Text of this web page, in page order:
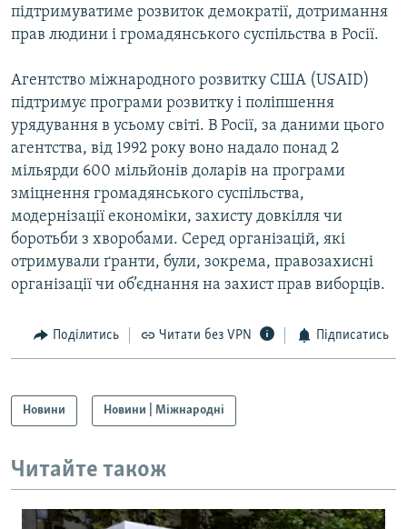
підтримуватиме розвиток демократії, дотримання
прав людини і громадянського суспільства в Росії.
Агентство міжнародного розвитку США (USAID)
підтримує програми розвитку і поліпшення
урядування в усьому світі. В Росії, за даними цього
агентства, від 1992 року воно надало понад 2
мільярди 600 мільйонів доларів на програми
зміцнення громадянського суспільства,
модернізації економіки, захисту довкілля чи
боротьби з хворобами. Серед організацій, які
отримували ґранти, були, зокрема, правозахисні
організації чи об’єднання на захист прав виборців.
Поділитись Читати без VPN Підписатись
Новини Новини | Міжнародні
Читайте також